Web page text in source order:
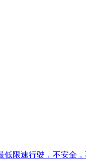
限速行驶，不安全